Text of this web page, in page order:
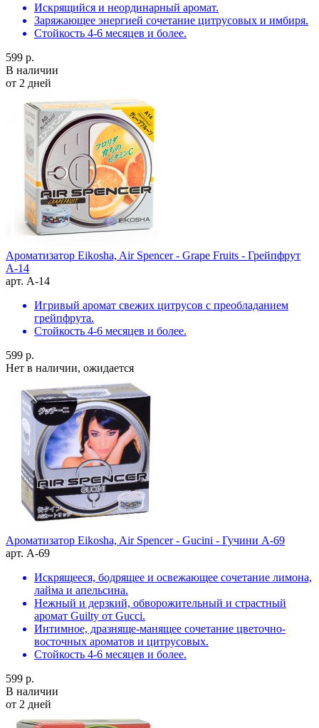
Искрящийся и неординарный аромат.
Заряжающее энергией сочетание цитрусовых и имбиря.
Стойкость 4-6 месяцев и более.
599 р.
В наличии
от 2 дней
Ароматизатор Eikosha, Air Spencer - Grape Fruits - Грейпфрут
A-14
арт. A-14
Игривый аромат свежих цитрусов с преобладанием
грейпфрута.
Стойкость 4-6 месяцев и более.
599 р.
Нет в наличии, ожидается
Ароматизатор Eikosha, Air Spencer - Gucini - Гучини A-69
арт. A-69
Искрящееся, бодрящее и освежающее сочетание лимона,
лайма и апельсина.
Нежный и дерзкий, обворожительный и страстный
аромат Guilty от Gucci.
Интимное, дразняще-манящее сочетание цветочно-
восточных ароматов и цитрусовых.
Стойкость 4-6 месяцев и более.
599 р.
В наличии
от 2 дней